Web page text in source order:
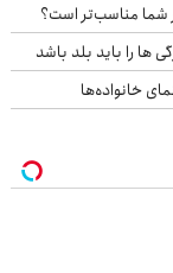
شما مناسب‌تر است؟
ها را باید بلد باشد